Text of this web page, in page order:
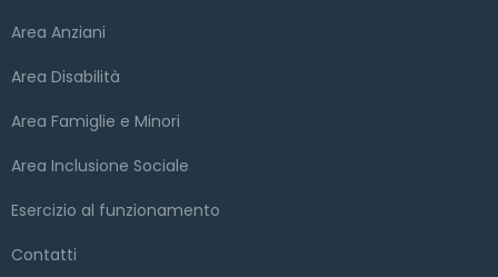
Area Anziani
Area Disabilità
Area Famiglie e Minori
Area Inclusione Sociale
Esercizio al funzionamento
Contatti